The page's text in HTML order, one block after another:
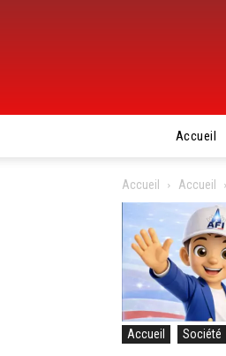
Accueil
Accueil Accueil
Accueil Société